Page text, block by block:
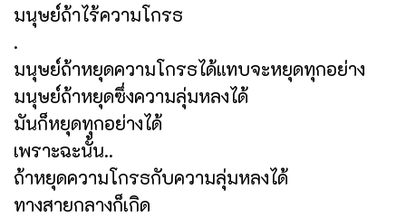
มนุษย์ถ้าไร้ความโกรธ
.
มนุษย์ถ้าหยุดความโกรธได้แทบจะหยุดทุกอย่าง
มนุษย์ถ้าหยุดซึ่งความลุ่มหลงได้
มันก็หยุดทุกอย่างได้
เพราะฉะนั้น..
ถ้าหยุดความโกรธกับความลุ่มหลงได้
ทางสายกลางก็เกิด